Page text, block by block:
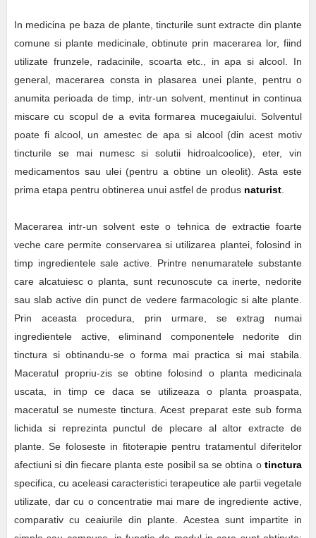
In medicina pe baza de plante, tincturile sunt extracte din plante
comune si plante medicinale, obtinute prin macerarea lor, fiind
utilizate frunzele, radacinile, scoarta etc., in apa si alcool. In
general, macerarea consta in plasarea unei plante, pentru o
anumita perioada de timp, intr-un solvent, mentinut in continua
miscare cu scopul de a evita formarea mucegaiului. Solventul
poate fi alcool, un amestec de apa si alcool (din acest motiv
tincturile se mai numesc si solutii hidroalcoolice), eter, vin
medicamentos sau ulei (pentru a obtine un oleolit). Asta este
prima etapa pentru obtinerea unui astfel de produs naturist.
Macerarea intr-un solvent este o tehnica de extractie foarte
veche care permite conservarea si utilizarea plantei, folosind in
timp ingredientele sale active. Printre nenumaratele substante
care alcatuiesc o planta, sunt recunoscute ca inerte, nedorite
sau slab active din punct de vedere farmacologic si alte plante.
Prin aceasta procedura, prin urmare, se extrag numai
ingredientele active, eliminand componentele nedorite din
tinctura si obtinandu-se o forma mai practica si mai stabila.
Maceratul propriu-zis se obtine folosind o planta medicinala
uscata, in timp ce daca se utilizeaza o planta proaspata,
maceratul se numeste tinctura. Acest preparat este sub forma
lichida si reprezinta punctul de plecare al altor extracte de
plante. Se foloseste in fitoterapie pentru tratamentul diferitelor
afectiuni si din fiecare planta este posibil sa se obtina otinctura
specifica, cu aceleasi caracteristici terapeutice ale partii vegetale
utilizate, dar cu o concentratie mai mare de ingrediente active,
comparativ cu ceaiurile din plante. Acestea sunt impartite in